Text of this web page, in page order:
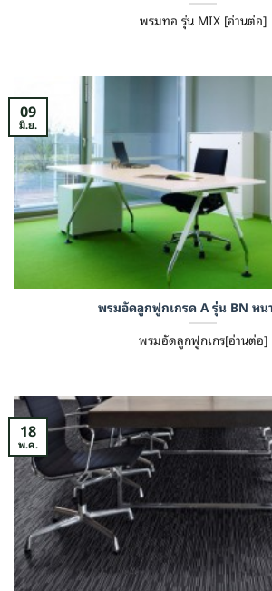
พรมทอ รุ่น MIX [อ่านต่อ]
พรมอัดลูกฟูกเกรด A รุ่น BN หน
พรมอัดลูกฟูกเกร[อ่านต่อ]
09
มิ.ย.
18
พ.ค.